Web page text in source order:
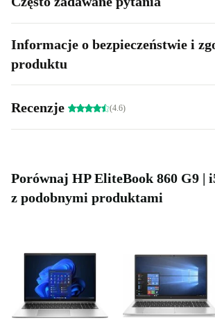
Informacje o bezpieczeństwie i
produktu
Recenzje (4.6)
Porównaj HP EliteBook 860 G9 |
z podobnymi produktami